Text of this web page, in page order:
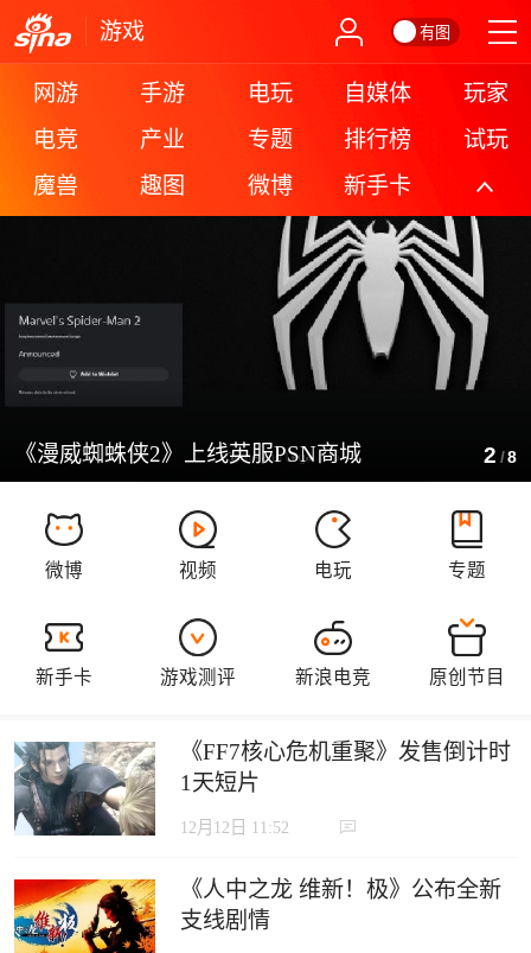
游戏 有图
网游 手游 电玩 自媒体
玩家
电竞
产业 专题 排行榜
试玩
魔兽
趣图 微博 新手卡 更多
《漫威蜘蛛侠2》上线英服PSN商城 2 /8
《FF7核心危机重聚》发售倒计时
1天短片
12月12日 11:52
《人中之龙 维新！极》公布全新
支线剧情